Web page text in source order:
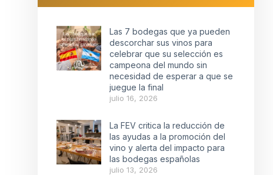
Las 7 bodegas que ya pueden
descorchar sus vinos para
celebrar que su selección es
campeona del mundo sin
necesidad de esperar a que se
juegue la final
julio 16, 2026
La FEV critica la reducción de
las ayudas a la promoción del
vino y alerta del impacto para
las bodegas españolas
julio 13, 2026